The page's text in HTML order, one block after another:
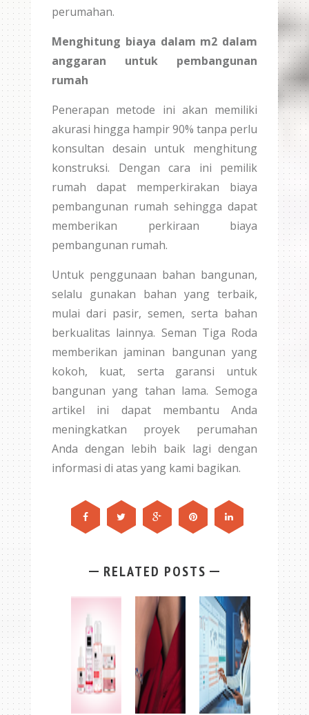
perumahan.
Menghitung biaya dalam m2 dalam
anggaran untuk pembangunan
rumah
Penerapan metode ini akan memiliki
akurasi hingga hampir 90% tanpa perlu
konsultan desain untuk menghitung
konstruksi. Dengan cara ini pemilik
rumah dapat memperkirakan biaya
pembangunan rumah sehingga dapat
memberikan perkiraan biaya
pembangunan rumah.
Untuk penggunaan bahan bangunan,
selalu gunakan bahan yang terbaik,
mulai dari pasir, semen, serta bahan
berkualitas lainnya. Seman Tiga Roda
memberikan jaminan bangunan yang
kokoh, kuat, serta garansi untuk
bangunan yang tahan lama. Semoga
artikel ini dapat membantu Anda
meningkatkan proyek perumahan
Anda dengan lebih baik lagi dengan
informasi di atas yang kami bagikan.
RELATED POSTS